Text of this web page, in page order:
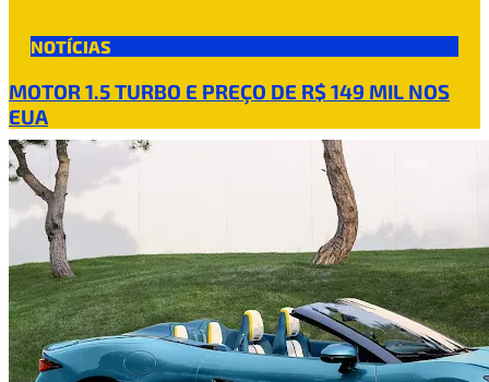
NOTÍCIAS
MOTOR 1.5 TURBO E PREÇO DE R$ 149 MIL NOS
EUA